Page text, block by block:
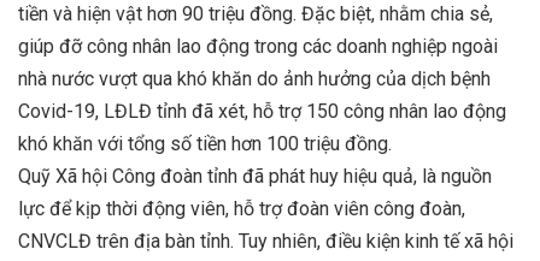
tiền và hiện vật hơn 90 triệu đồng. Đặc biệt, nhằm chia sẻ,
giúp đỡ công nhân lao động trong các doanh nghiệp ngoài
nhà nước vượt qua khó khăn do ảnh hưởng của dịch bệnh
Covid-19, LĐLĐ tỉnh đã xét, hỗ trợ 150 công nhân lao động
khó khăn với tổng số tiền hơn 100 triệu đồng.
Quỹ Xã hội Công đoàn tỉnh đã phát huy hiệu quả, là nguồn
lực để kịp thời động viên, hỗ trợ đoàn viên công đoàn,
CNVCLĐ trên địa bàn tỉnh. Tuy nhiên, điều kiện kinh tế xã hội